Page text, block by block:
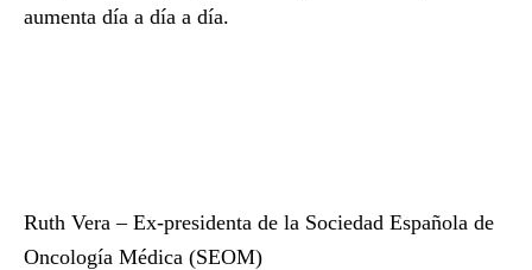
aumenta día a día a día.
Ruth Vera – Ex-presidenta de la Sociedad Española de
Oncología Médica (SEOM)